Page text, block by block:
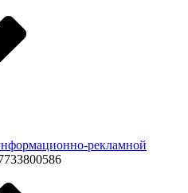
рекламной